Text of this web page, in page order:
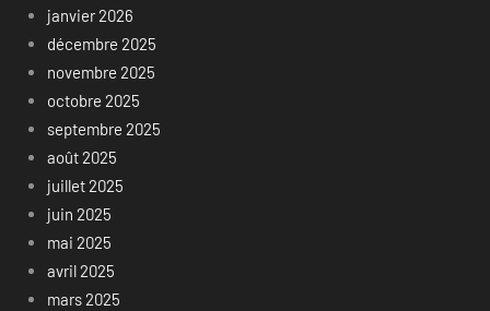
janvier 2026
décembre 2025
novembre 2025
octobre 2025
septembre 2025
août 2025
juillet 2025
juin 2025
mai 2025
avril 2025
mars 2025